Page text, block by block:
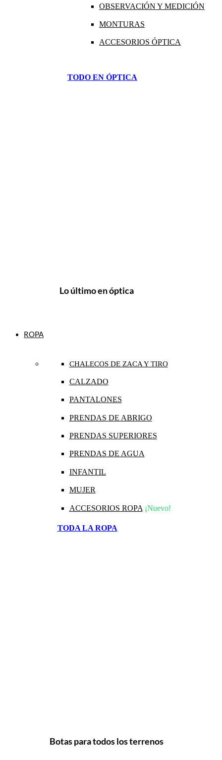
OBSERVACIÓN Y MEDICIÓN
MONTURAS
ACCESORIOS ÓPTICA
TODO EN ÓPTICA
Lo último en óptica
ROPA
CHALECOS DE ZACA Y TIRO
CALZADO
PANTALONES
PRENDAS DE ABRIGO
PRENDAS SUPERIORES
PRENDAS DE AGUA
INFANTIL
MUJER
ACCESORIOS ROPA ¡Nuevo!
TODA LA ROPA
Botas para todos los terrenos